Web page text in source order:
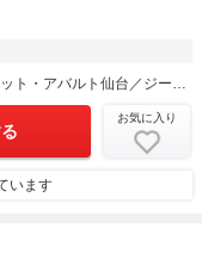
イデアル仙台店 フィアット・アバルト仙台／ジープ仙台（株）イデアル
お気に入り
います